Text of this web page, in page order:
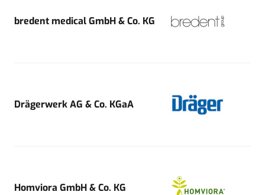
bredent medical GmbH & Co. KG
Drägerwerk AG & Co. KGaA
Homviora GmbH & Co. KG